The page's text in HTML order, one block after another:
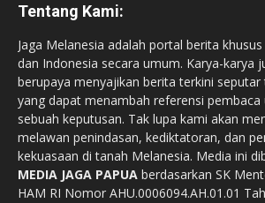
Tentang Kami:
Jaga Melanesia adalah portal berita
dan Indonesia secara umum. Karya-karya
berupaya menyajikan berita terkini seputar
yang dapat menambah referensi
sebuah keputusan. Tak lupa kami akan
melawan penindasan, kediktatoran, dan
kekuasaan di tanah Melanesia. Media ini
MEDIA JAGA PAPUA berdasarkan SK
HAM RI Nomor AHU.0006094.AH.01.01